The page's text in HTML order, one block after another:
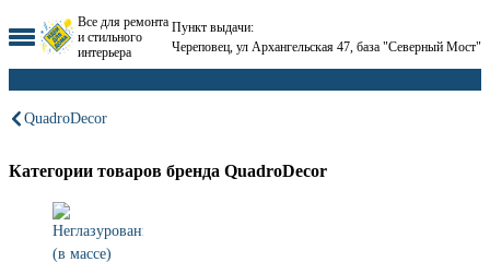
Все для ремонта
и стильного
интерьера
Пункт выдачи:
Череповец, ул Архангельская 47, база "Северный Мост"
QuadroDecor
Категории товаров бренда QuadroDecor